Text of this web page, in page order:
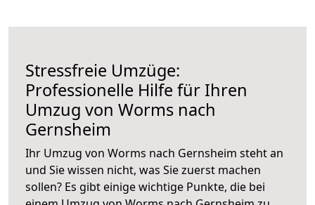
Stressfreie Umzüge:
Professionelle Hilfe für Ihren
Umzug von Worms nach
Gernsheim
Ihr Umzug von Worms nach Gernsheim steht an
und Sie wissen nicht, was Sie zuerst machen
sollen? Es gibt einige wichtige Punkte, die bei